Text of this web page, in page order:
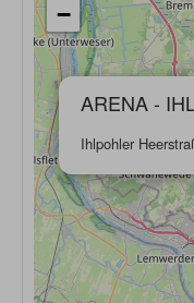
ARENA -
Ihlpohler
−